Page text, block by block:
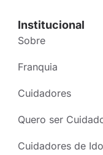
Institucional
Sobre
Franquia
Cuidadores
Quero ser
Cuidadores de